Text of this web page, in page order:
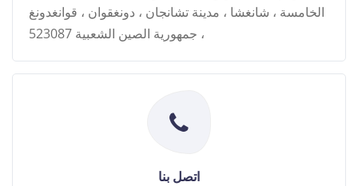
الخامسة ، شانغشا ، مدينة تشانجان ، دونغقوان ، قوانغدونغ
، جمهورية الصين الشعبية 523087
اتصل بنا